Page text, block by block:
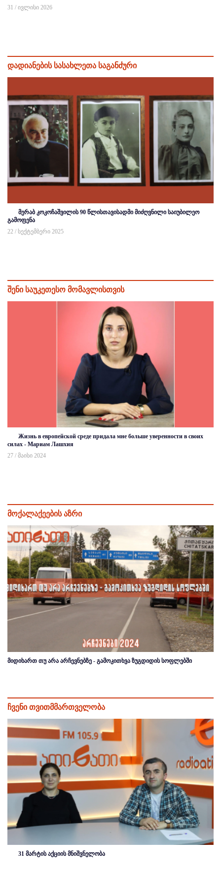
31 / ივლისი 2026
დადიანების სასახლეთა საგანძური
მერაბ კოკოჩაშვილის 90 წლისთავისადმი მიძღვნილი საიუბილეო
გამოფენა
22 / სექტემბერი 2025
შენი საუკეთესო მომავლისთვის
Жизнь в европейской среде придала мне больше уверенности в своих
силах - Мариам Лашхия
27 / მაისი 2024
მოქალაქეების აზრი
მიდიხართ თუ არა არჩევნებზე - გამოკითხვა ზუგდიდის სოფლებში
ჩვენი თვითმმართველობა
31 მარტის აქციის მნიშვნელობა